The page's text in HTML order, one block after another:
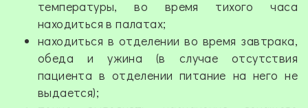
температуры, во время тихого часа
находиться в палатах;
находиться в отделении во время завтрака,
обеда и ужина (в случае отсутствия
пациента в отделении питание на него не
выдается);